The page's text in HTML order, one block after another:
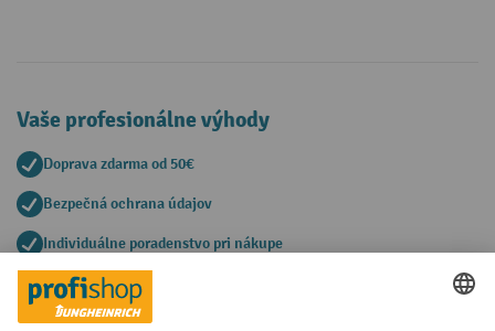
Vaše profesionálne výhody
Doprava zdarma od 50€
Bezpečná ochrana údajov
Individuálne poradenstvo pri nákupe
Spôsoby platby